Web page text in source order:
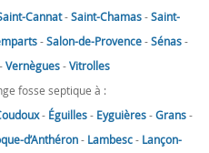
Cannat-Saint-Chamas-Saint-
-Salon-de-Provence-Sénas-
-Vernègues-Vitrolles
fosse septique à :
- Éguilles- Eyguières-Grans-
d’Anthéron- Lambesc- Lançon-